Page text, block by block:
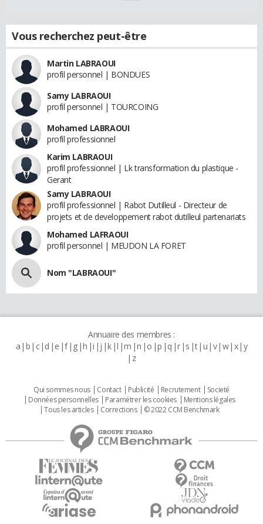
Vous recherchez peut-être
Martin LABRAOUI
profil personnel | BONDUES
Samy LABRAOUI
profil personnel | TOURCOING
Mohamed LABRAOUI
profil professionnel
Karim LABRAOUI
profil professionnel | Lk transformation du plastique -
Gerant
Samy LABRAOUI
profil professionnel | Rabot Dutilleul - Directeur de
projets et de developpement rabot dutilleul partenariats
Mohamed LAFRAOUI
profil personnel | MEUDON LA FORET
Nom "LABRAOUI"
Annuaire des membres :
a b c d e f g h i j k l m n o p q r s t u v w x y
z
Qui sommes nous Contact Publicité Recrutement
Societé
Données personnelles
Paramétrer les cookies
Mentions légales
Tous les articles
Corrections © 2022 CCM Benchmark